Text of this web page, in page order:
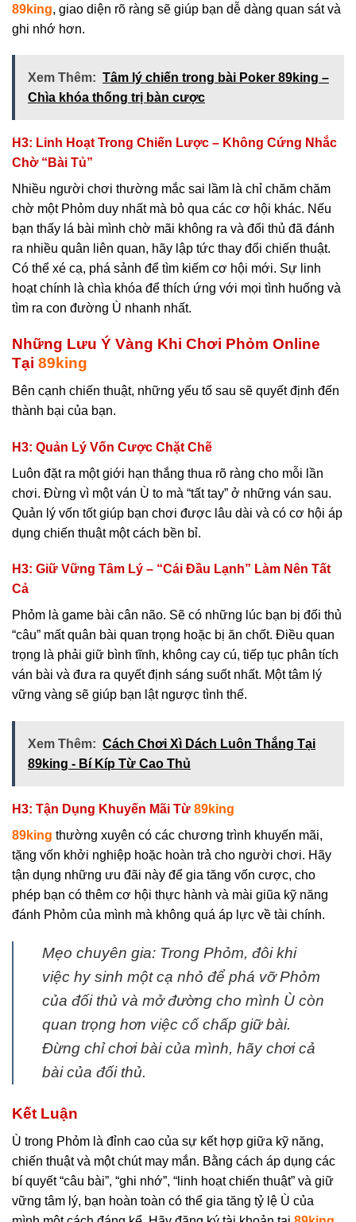
89king, giao diện rõ ràng sẽ giúp bạn dễ dàng quan sát và
ghi nhớ hơn.
Xem Thêm: Tâm lý chiến trong bài Poker 89king –
Chìa khóa thống trị bàn cược
H3: Linh Hoạt Trong Chiến Lược – Không Cứng Nhắc
Chờ “Bài Tủ”
Nhiều người chơi thường mắc sai lầm là chỉ chăm chăm
chờ một Phỏm duy nhất mà bỏ qua các cơ hội khác. Nếu
bạn thấy lá bài mình chờ mãi không ra và đối thủ đã đánh
ra nhiều quân liên quan, hãy lập tức thay đổi chiến thuật.
Có thể xé cạ, phá sảnh để tìm kiếm cơ hội mới. Sự linh
hoạt chính là chìa khóa để thích ứng với mọi tình huống và
tìm ra con đường Ù nhanh nhất.
Những Lưu Ý Vàng Khi Chơi Phỏm Online
Tại 89king
Bên cạnh chiến thuật, những yếu tố sau sẽ quyết định đến
thành bại của bạn.
H3: Quản Lý Vốn Cược Chặt Chẽ
Luôn đặt ra một giới hạn thắng thua rõ ràng cho mỗi lần
chơi. Đừng vì một ván Ù to mà “tất tay” ở những ván sau.
Quản lý vốn tốt giúp bạn chơi được lâu dài và có cơ hội áp
dụng chiến thuật một cách bền bỉ.
H3: Giữ Vững Tâm Lý – “Cái Đầu Lạnh” Làm Nên Tất
Cả
Phỏm là game bài cân não. Sẽ có những lúc bạn bị đối thủ
“câu” mất quân bài quan trọng hoặc bị ăn chốt. Điều quan
trọng là phải giữ bình tĩnh, không cay cú, tiếp tục phân tích
ván bài và đưa ra quyết định sáng suốt nhất. Một tâm lý
vững vàng sẽ giúp bạn lật ngược tình thế.
Xem Thêm: Cách Chơi Xì Dách Luôn Thắng Tại
89king - Bí Kíp Từ Cao Thủ
H3: Tận Dụng Khuyến Mãi Từ 89king
89king thường xuyên có các chương trình khuyến mãi,
tặng vốn khởi nghiệp hoặc hoàn trả cho người chơi. Hãy
tận dụng những ưu đãi này để gia tăng vốn cược, cho
phép bạn có thêm cơ hội thực hành và mài giũa kỹ năng
đánh Phỏm của mình mà không quá áp lực về tài chính.
Mẹo chuyên gia: Trong Phỏm, đôi khi
việc hy sinh một cạ nhỏ để phá vỡ Phỏm
của đối thủ và mở đường cho mình Ù còn
quan trọng hơn việc cố chấp giữ bài.
Đừng chỉ chơi bài của mình, hãy chơi cả
bài của đối thủ.
Kết Luận
Ù trong Phỏm là đỉnh cao của sự kết hợp giữa kỹ năng,
chiến thuật và một chút may mắn. Bằng cách áp dụng các
bí quyết “câu bài”, “ghi nhớ”, “linh hoạt chiến thuật” và giữ
vững tâm lý, bạn hoàn toàn có thể gia tăng tỷ lệ Ù của